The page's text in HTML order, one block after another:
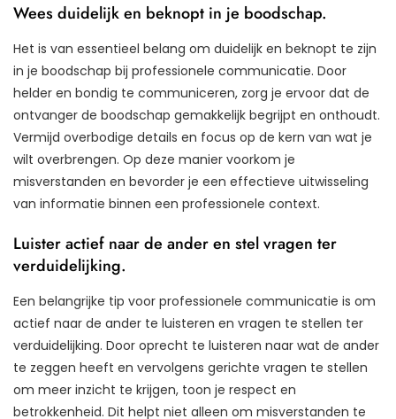
Wees duidelijk en beknopt in je boodschap.
Het is van essentieel belang om duidelijk en beknopt te zijn
in je boodschap bij professionele communicatie. Door
helder en bondig te communiceren, zorg je ervoor dat de
ontvanger de boodschap gemakkelijk begrijpt en onthoudt.
Vermijd overbodige details en focus op de kern van wat je
wilt overbrengen. Op deze manier voorkom je
misverstanden en bevorder je een effectieve uitwisseling
van informatie binnen een professionele context.
Luister actief naar de ander en stel vragen ter
verduidelijking.
Een belangrijke tip voor professionele communicatie is om
actief naar de ander te luisteren en vragen te stellen ter
verduidelijking. Door oprecht te luisteren naar wat de ander
te zeggen heeft en vervolgens gerichte vragen te stellen
om meer inzicht te krijgen, toon je respect en
betrokkenheid. Dit helpt niet alleen om misverstanden te